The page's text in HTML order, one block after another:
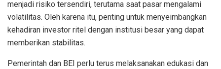
menjadi risiko tersendiri, terutama saat pasar mengalami
volatilitas. Oleh karena itu, penting untuk menyeimbangkan
kehadiran investor ritel dengan institusi besar yang dapat
memberikan stabilitas.
Pemerintah dan BEI perlu terus melaksanakan edukasi dan